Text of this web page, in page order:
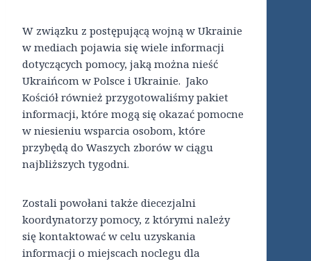
W związku z postępującą wojną w Ukrainie
w mediach pojawia się wiele informacji
dotyczących pomocy, jaką można nieść
Ukraińcom w Polsce i Ukrainie. Jako
Kościół również przygotowaliśmy pakiet
informacji, które mogą się okazać pomocne
w niesieniu wsparcia osobom, które
przybędą do Waszych zborów w ciągu
najbliższych tygodni.
Zostali powołani także diecezjalni
koordynatorzy pomocy, z którymi należy
się kontaktować w celu uzyskania
informacji o miejscach noclegu dla